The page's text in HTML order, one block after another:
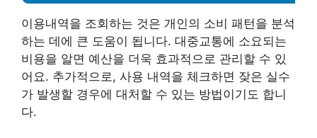
이용내역을 조회하는 것은 개인의 소비 패턴을 분석
하는 데에 큰 도움이 됩니다. 대중교통에 소요되는
비용을 알면 예산을 더욱 효과적으로 관리할 수 있
어요. 추가적으로, 사용 내역을 체크하면 잦은 실수
가 발생할 경우에 대처할 수 있는 방법이기도 합니
다.